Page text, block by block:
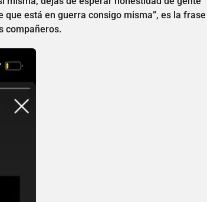
está en guerra consigo misma”, es la frase
compañeros.